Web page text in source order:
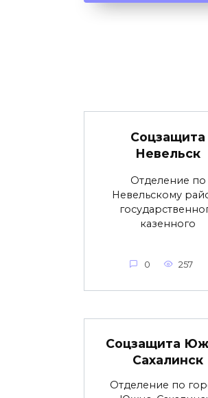
Соцзащита
Невельск
Отделение по
Невельскому
казенного
0 257
Соцзащита
Сахалинск
Отделение по